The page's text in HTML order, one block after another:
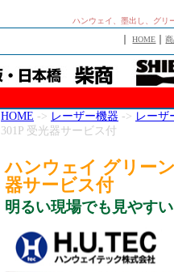
ハンウェイ、墨出し、グ
｜HOME ｜
HOME -> レーザー機器 -> レーザ
301P 受光器サービス付
ハンウェイ グリー
器サービス付
明るい現場でも見やす